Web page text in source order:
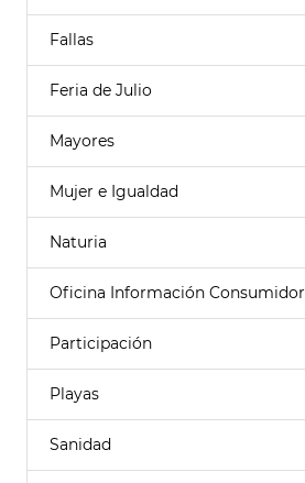
Fallas
Feria de Julio
Mayores
Mujer e Igualdad
Naturia
Oficina Información Consumidor
Participación
Playas
Sanidad